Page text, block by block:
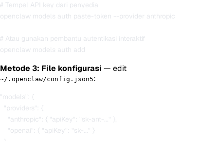
# Tempel API key dari penyedia
openclaw models auth paste-token --provider anthropic
# Atau gunakan pembantu autentikasi interaktif
Metode 3: File konfigurasi — edit
~/.openclaw/config.json5:
"models": {
  "providers": {
    "anthropic": { "apiKey": "sk-ant-..." },
    "openai": { "apiKey": "sk-..." }